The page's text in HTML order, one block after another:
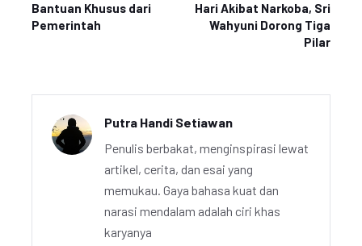
Bantuan Khusus dari
Pemerintah
Hari Akibat Narkoba, Sri
Wahyuni Dorong Tiga
Pilar
Putra Handi Setiawan
Penulis berbakat, menginspirasi lewat
artikel, cerita, dan esai yang
memukau. Gaya bahasa kuat dan
narasi mendalam adalah ciri khas
karyanya